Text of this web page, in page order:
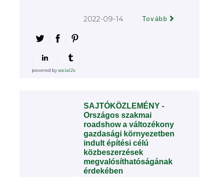
2022-09-14 Tovább
powered bysocial2s
SAJTÓKÖZLEMÉNY -
Országos szakmai
roadshow a változékony
gazdasági környezetben
indult építési célú
közbeszerzések
megvalósíthatóságának
érdekében